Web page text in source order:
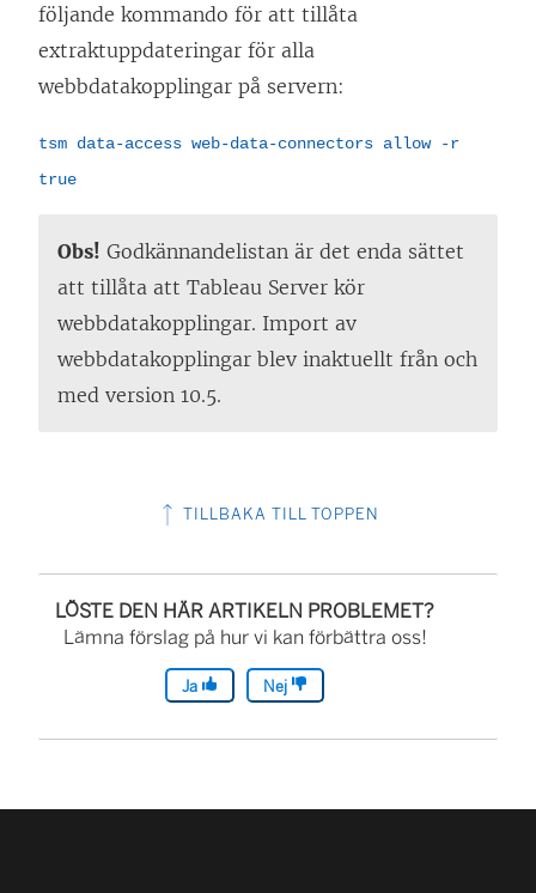
följande kommando för att tillåta
extraktuppdateringar för alla
webbdatakopplingar på servern:
tsm data-access web-data-connectors allow -r
true
Obs! Godkännandelistan är det enda sättet
att tillåta att Tableau Server kör
webbdatakopplingar. Import av
webbdatakopplingar blev inaktuellt från och
med version 10.5.
TILLBAKA TILL TOPPEN
LÖSTE DEN HÄR ARTIKELN PROBLEMET?
Lämna förslag på hur vi kan förbättra oss!
Ja Nej